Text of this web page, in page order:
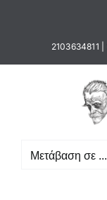
περιεχόμενο2103634811
Μετάβαση σε ...